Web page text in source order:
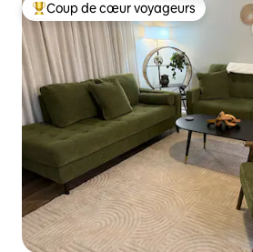
Coups de cœur voyageurs les plus
Coup de cœur voyageurs